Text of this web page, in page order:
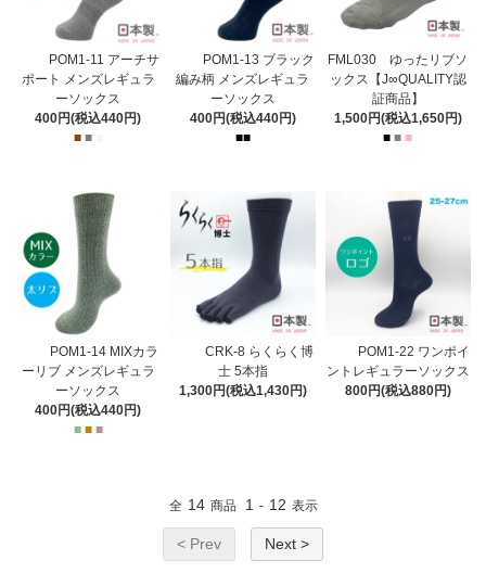
POM1-11 アーチサ
ポート メンズレギュラ
ーソックス
400円(税込440円)
■ ■
POM1-13 ブラック
編み柄 メンズレギュラ
ーソックス
400円(税込440円)
■■
FML030 ゆったリブソ
ックス【J∞QUALITY認
証商品】
1,500円(税込1,650円)
■ ■ ■
POM1-14 MIXカラ
ーリブ メンズレギュラ
ーソックス
400円(税込440円)
■ ■ ■
CRK-8 らくらく博
士 5本指
1,300円(税込1,430円)
POM1-22 ワンポイ
ントレギュラーソックス
800円(税込880円)
全 14 商品 1 - 12 表示
< Prev Next >